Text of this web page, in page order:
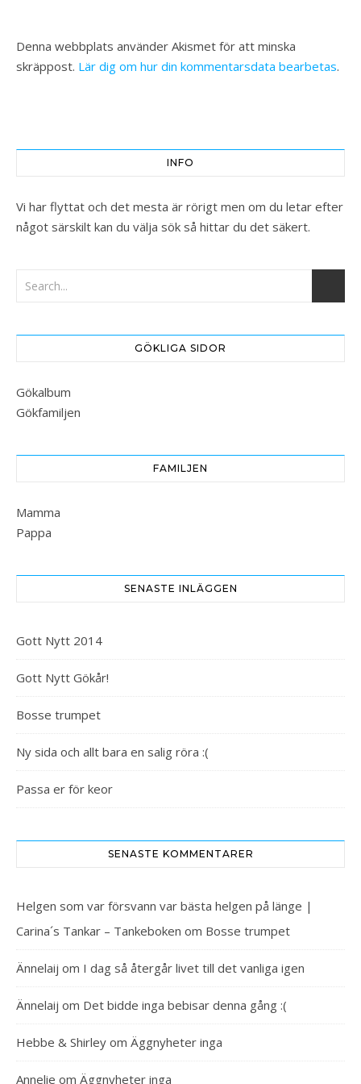
Denna webbplats använder Akismet för att minska
skräppost. Lär dig om hur din kommentarsdata bearbetas.
INFO
Vi har flyttat och det mesta är rörigt men om du letar efter
något särskilt kan du välja sök så hittar du det säkert.
GÖKLIGA SIDOR
Gökalbum
Gökfamiljen
FAMILJEN
Mamma
Pappa
SENASTE INLÄGGEN
Gott Nytt 2014
Gott Nytt Gökår!
Bosse trumpet
Ny sida och allt bara en salig röra :(
Passa er för keor
SENASTE KOMMENTARER
Helgen som var försvann var bästa helgen på länge |
Carina´s Tankar – Tankeboken om Bosse trumpet
Ännelaij om I dag så återgår livet till det vanliga igen
Ännelaij om Det bidde inga bebisar denna gång :(
Hebbe & Shirley om Äggnyheter inga
Annelie om Äggnyheter inga